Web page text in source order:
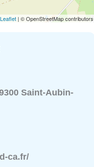
Leaflet | © OpenStreetMap contributors
Saint-Aubin-
ca.fr/